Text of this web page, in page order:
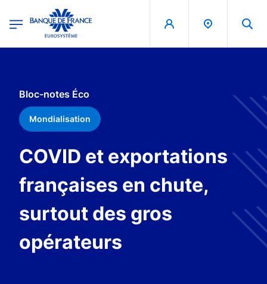
Banque de France - Menu Principal
Bloc-notes Éco
Mondialisation
COVID et exportations
françaises en chute,
surtout des gros
opérateurs